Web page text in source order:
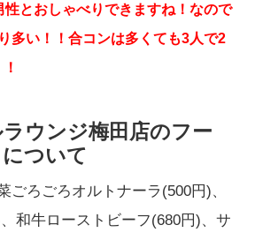
とおしゃべりできますね！なので
多い！！合コンは多くても3人で2
ウンジ梅田店のフー
について
ごろごろオルトナーラ(500円)、
和牛ローストビーフ(680円)、サ